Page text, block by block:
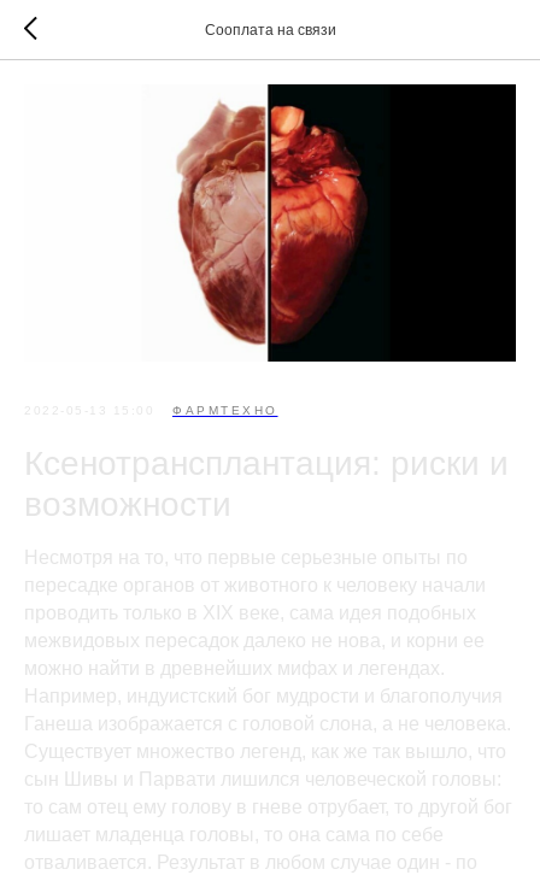
Сооплата на связи
2022-05-13 15:00 ФАРМТЕХНО
Ксенотрансплантация: риски и
возможности
Несмотря на то, что первые серьезные опыты по
пересадке органов от животного к человеку начали
проводить только в XIX веке, сама идея подобных
межвидовых пересадок далеко не нова, и корни ее
можно найти в древнейших мифах и легендах.
Например, индуистский бог мудрости и благополучия
Ганеша изображается с головой слона, а не человека.
Существует множество легенд, как же так вышло, что
сын Шивы и Парвати лишился человеческой головы:
то сам отец ему голову в гневе отрубает, то другой бог
лишает младенца головы, то она сама по себе
отваливается. Результат в любом случае один - по